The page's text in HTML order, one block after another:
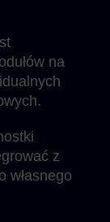
na
z
własnego